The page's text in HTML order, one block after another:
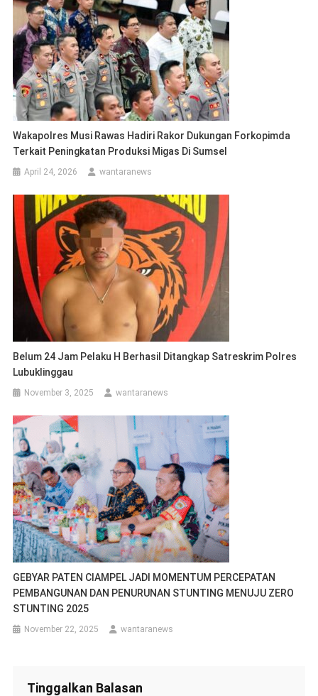
Wakapolres Musi Rawas Hadiri Rakor Dukungan Forkopimda
Terkait Peningkatan Produksi Migas Di Sumsel
April 24, 2026 wantaranews
Belum 24 Jam Pelaku H Berhasil Ditangkap Satreskrim Polres
Lubuklinggau
November 3, 2025 wantaranews
GEBYAR PATEN CIAMPEL JADI MOMENTUM PERCEPATAN
PEMBANGUNAN DAN PENURUNAN STUNTING MENUJU ZERO
STUNTING 2025
November 22, 2025 wantaranews
Tinggalkan Balasan